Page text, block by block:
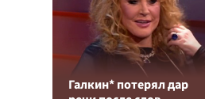
Галкин* потерял дар